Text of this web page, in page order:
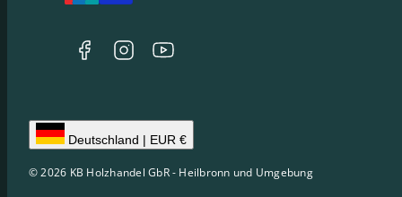
Deutschland | EUR €
© 2026 KB Holzhandel GbR - Heilbronn und Umgebung